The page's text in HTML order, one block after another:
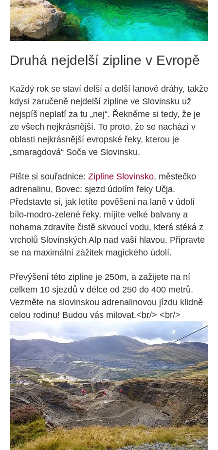
Druhá nejdelší zipline v Evropě
Každý rok se staví delší a delší lanové dráhy, takže
kdysi zaručeně nejdelší zipline ve Slovinsku už
nejspíš neplatí za tu „nej“. Řekněme si tedy, že je
ze všech nejkrásnější. To proto, že se nachází v
oblasti nejkrásnější evropské řeky, kterou je
„smaragdová“ Soča ve Slovinsku.
Pište si souřadnice: Zipline Slovinsko, městečko
adrenalinu, Bovec: sjezd údolím řeky Učja.
Představte si, jak letíte pověšeni na laně v údolí
bílo-modro-zelené řeky, míjíte velké balvany a
nohama zdravíte čistě skvoucí vodu, která stéká z
vrcholů Slovinských Alp nad vaší hlavou. Připravte
se na maximální zážitek magického údolí.
Převýšení této zipline je 250m, a zažijete na ní
celkem 10 sjezdů v délce od 250 do 400 metrů.
Vezměte na slovinskou adrenalinovou jízdu klidně
celou rodinu! Budou vás milovat.<br/> <br/>